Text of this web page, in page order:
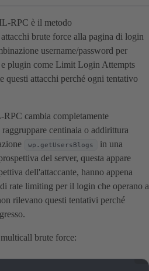
RPC è il metodo
brute force alla pagina di login
username/password per
plugin come Limit Login Attempts
questi attacchi perché ogni tentativo
cambia completamente
centinaia o addirittura
wp.getUsersBlogs
in una
del server, questa appare
dell'attaccante, hanno appena
rate limiting per il login che operano a
rilevano questi tentativi perché
brute force: